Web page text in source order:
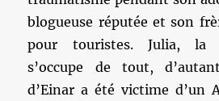
blogueuse réputée et son
pour touristes. Julia, la
s’occupe de tout,
d’Einar a été victime d’un